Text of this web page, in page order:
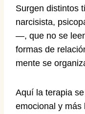
Surgen distintos
narcisista,
—, que no se
formas de
mente se
Aquí la terapia
emocional y más